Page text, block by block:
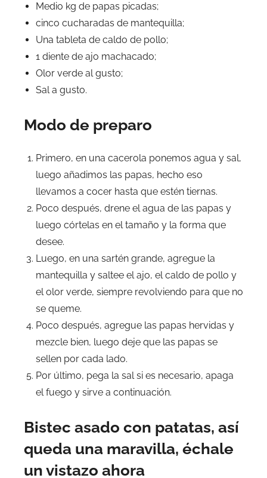
Medio kg de papas picadas;
cinco cucharadas de mantequilla;
Una tableta de caldo de pollo;
1 diente de ajo machacado;
Olor verde al gusto;
Sal a gusto.
Modo de preparo
Primero, en una cacerola ponemos agua y sal,
luego añadimos las papas, hecho eso
llevamos a cocer hasta que estén tiernas.
Poco después, drene el agua de las papas y
luego córtelas en el tamaño y la forma que
desee.
Luego, en una sartén grande, agregue la
mantequilla y saltee el ajo, el caldo de pollo y
el olor verde, siempre revolviendo para que no
se queme.
Poco después, agregue las papas hervidas y
mezcle bien, luego deje que las papas se
sellen por cada lado.
Por último, pega la sal si es necesario, apaga
el fuego y sirve a continuación.
Bistec asado con patatas, así
queda una maravilla, échale
un vistazo ahora